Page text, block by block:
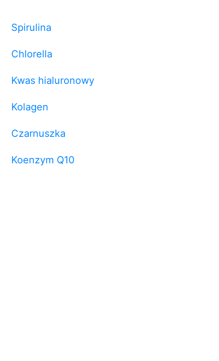
Spirulina
Chlorella
Kwas hialuronowy
Kolagen
Czarnuszka
Koenzym Q10